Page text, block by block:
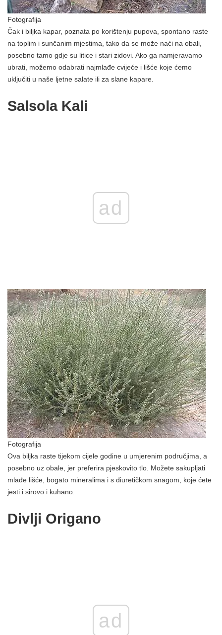
Fotografija
Čak i biljka kapar, poznata po korištenju pupova, spontano raste
na toplim i sunčanim mjestima, tako da se može naći na obali,
posebno tamo gdje su litice i stari zidovi. Ako ga namjeravamo
ubrati, možemo odabrati najmlađe cvijeće i lišće koje ćemo
uključiti u naše ljetne salate ili za slane kapare.
Salsola Kali
ad
Fotografija
Ova biljka raste tijekom cijele godine u umjerenim područjima, a
posebno uz obale, jer preferira pjeskovito tlo. Možete sakupljati
mlađe lišće, bogato mineralima i s diuretičkom snagom, koje ćete
jesti i sirovo i kuhano.
Divlji Origano
ad